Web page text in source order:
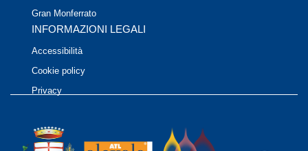
Gran Monferrato
INFORMAZIONI LEGALI
Accessibilità
Cookie policy
Privacy